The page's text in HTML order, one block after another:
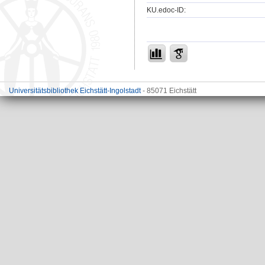
KU.edoc-ID:
Universitätsbibliothek Eichstätt-Ingolstadt- 85071 Eichstätt